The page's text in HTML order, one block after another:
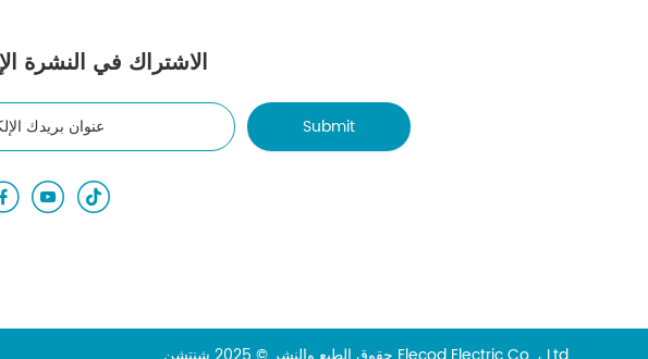
الاشتراك في النشرة
Submit